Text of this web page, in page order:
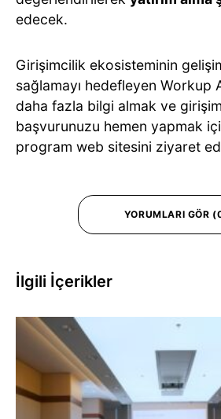
edecek.
Girişimcilik ekosisteminin
sağlamayı hedefleyen Workup
daha fazla bilgi almak ve
başvurunuzu hemen yapmak
program web sitesini ziyaret
YORUMLARI GÖR
İlgili İçerikler